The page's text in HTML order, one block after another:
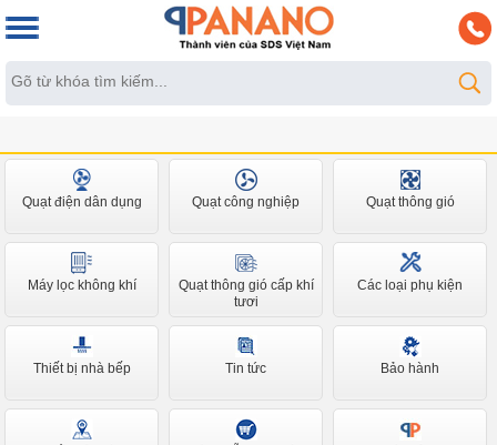
Quạt điện dân dụng Quạt công nghiệp Quạt thông gió
Máy lọc không khí
Quạt thông gió cấp khí
tươi
Các loại phụ kiện
Thiết bị nhà bếp Tin tức Bảo hành